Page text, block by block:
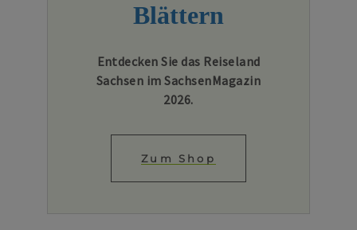
Blättern
Entdecken Sie das Reiseland
Sachsen im SachsenMagazin
2026.
Zum Shop